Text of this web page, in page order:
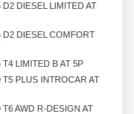
D2 DIESEL LIMITED AT
D2 DIESEL COMFORT
T4 LIMITED B AT 5P
T5 PLUS INTROCAR AT
T6 AWD R-DESIGN AT